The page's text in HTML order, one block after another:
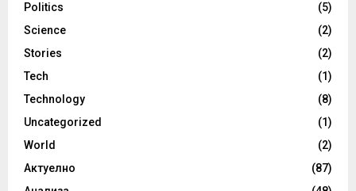
Politics
(5)
Science
(2)
Stories
(2)
Tech
(1)
Technology
(8)
Uncategorized
(1)
World
(2)
Актуелно
(87)